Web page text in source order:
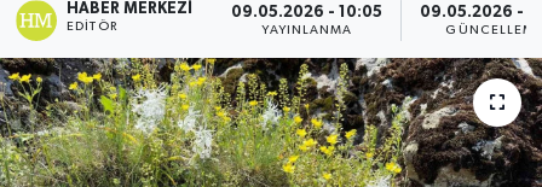
HABER MERKEZI
EDITÖR
09.05.2026 - 10:05
YAYINLANMA
09.05.2026 -
Polatlı
Gordion